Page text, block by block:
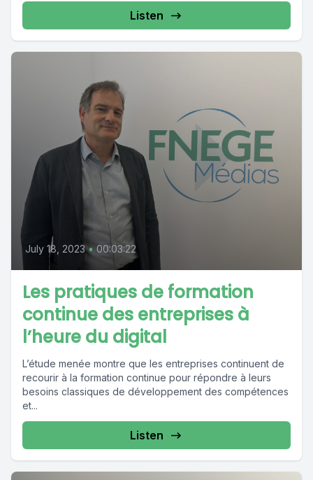
Listen
July 18, 2023 • 00:03:22
Les pratiques de formation
continue des entreprises à
l’heure du digital
L’étude menée montre que les entreprises continuent de
recourir à la formation continue pour répondre à leurs
besoins classiques de développement des compétences
et...
Listen